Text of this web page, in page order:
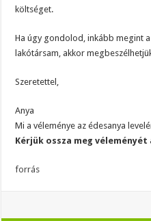
költséget.
Ha úgy gondolod, inkább megint
lakótársam, akkor
Szeretettel,
Anya
Mi a véleménye az édesanya
Kérjük ossza meg véleményét
forrás